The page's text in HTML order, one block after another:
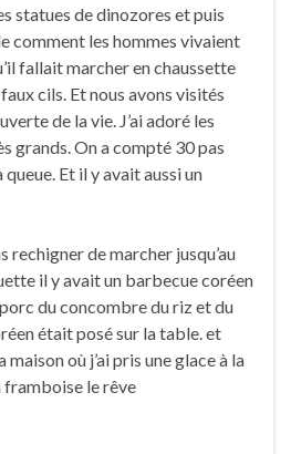
statues de dinozores et puis
comment les hommes vivaient
fallait marcher en chaussette
cils. Et nous avons visités
de la vie. J’ai adoré les
grands. On a compté 30 pas
Et il y avait aussi un
rechigner de marcher jusqu’au
il y avait un barbecue coréen
du concombre du riz et du
était posé sur la table. et
où j’ai pris une glace à la
framboise le rêve